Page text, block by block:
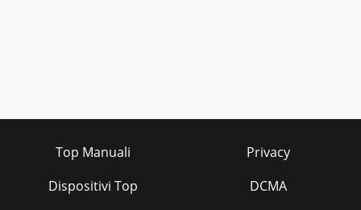
Top Manuali
Dispositivi Top
Privacy
DCMA